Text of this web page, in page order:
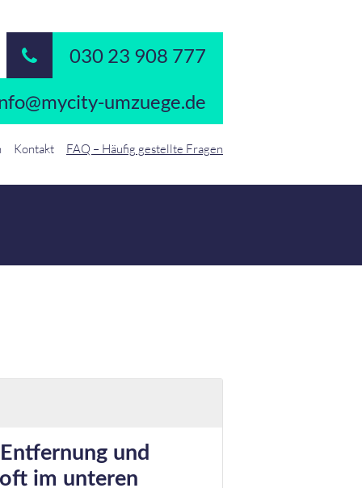
030 23 908 777
umzuege.de
Kontakt FAQ – Häufig gestellte Fragen
und
im unteren